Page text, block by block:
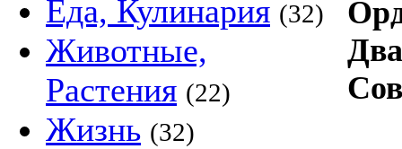
Еда, Кулинария (32)
Животные,
Растения (22)
Жизнь (32)